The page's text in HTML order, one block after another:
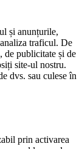
și anunțurile,
traficul. De
de publicitate și de
site-ul nostru.
dvs. sau culese în
prin activarea